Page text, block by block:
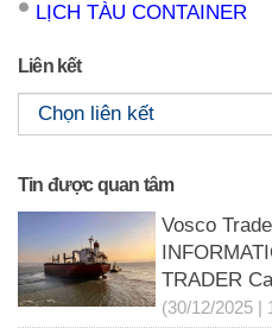
LỊCH TÀU CONTAINER
Liên kết
Tin được quan tâm
Vosco
TRADER
(30/12/2025 |